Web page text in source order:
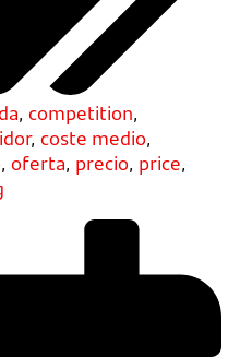
, competition,
, coste medio,
, oferta, precio, price,